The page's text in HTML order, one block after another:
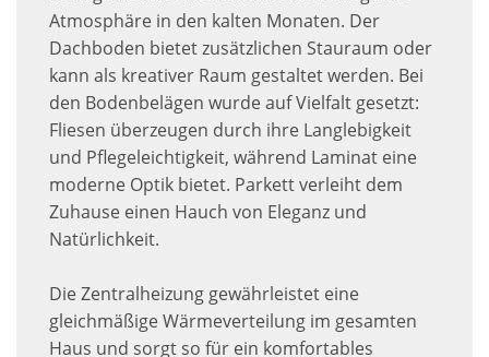
Atmosphäre in den kalten Monaten. Der
Dachboden bietet zusätzlichen Stauraum oder
kann als kreativer Raum gestaltet werden. Bei
den Bodenbelägen wurde auf Vielfalt gesetzt:
Fliesen überzeugen durch ihre Langlebigkeit
und Pflegeleichtigkeit, während Laminat eine
moderne Optik bietet. Parkett verleiht dem
Zuhause einen Hauch von Eleganz und
Natürlichkeit.
Die Zentralheizung gewährleistet eine
gleichmäßige Wärmeverteilung im gesamten
Haus und sorgt so für ein komfortables